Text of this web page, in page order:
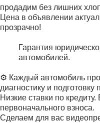
продадим без лишних
Цена в объявлении
прозрачно!
Гарантия
автомобилей.
⚙️ Каждый автомобиль
диагностику и
Низкие ставки по
первоначального взноса.
Сделаем для вас